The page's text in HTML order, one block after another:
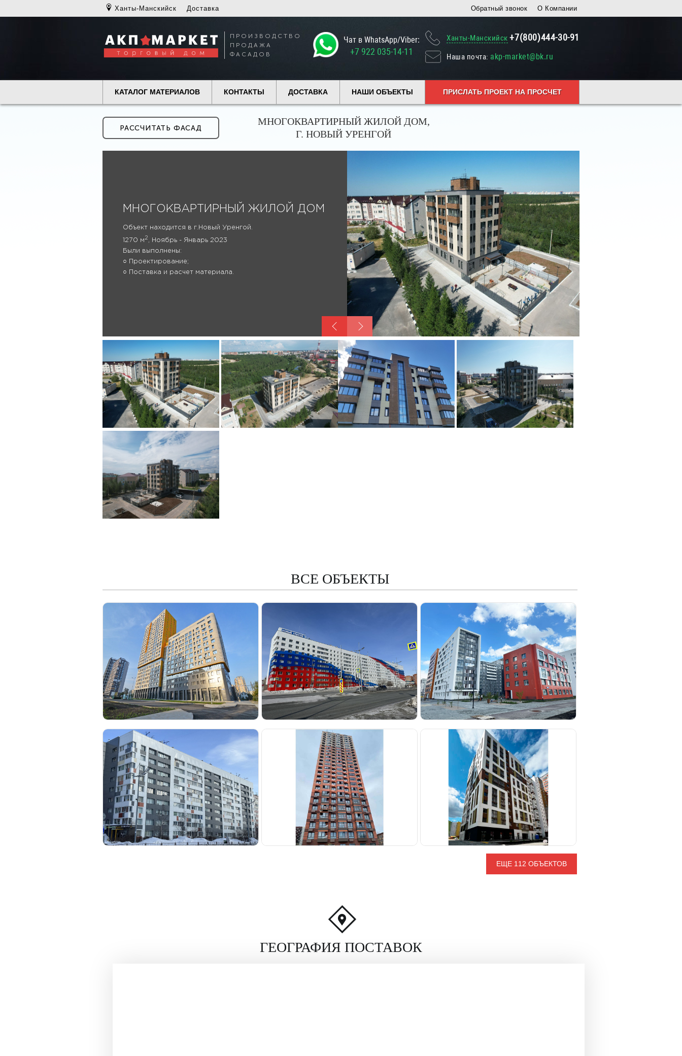
Ханты-Манскийск Доставка Обратный звонок О Компании
ПРОИЗВОДСТВО
ПРОДАЖА
ФАСАДОВ
Ханты-Манскийск +7(800)444-30-91
Наша почта: akp-market@bk.ru
Чат в WhatsApp/Viber:
+7 922 035-14-11
КАТАЛОГ МАТЕРИАЛОВ КОНТАКТЫ ДОСТАВКА НАШИ ОБЪЕКТЫ ПРИСЛАТЬ ПРОЕКТ НА ПРОСЧЕТ
МНОГОКВАРТИРНЫЙ ЖИЛОЙ ДОМ,
Г. НОВЫЙ УРЕНГОЙ
РАССЧИТАТЬ ФАСАД
МНОГОКВАРТИРНЫЙ ЖИЛОЙ ДОМ
Объект находится в г.Новый Уренгой.
1270 м 2 , Ноябрь - Январь 2023
Были выполнены:
○ Проектирование;
○ Поставка и расчет материала.
ВСЕ ОБЪЕКТЫ
ЕЩЕ 112 ОБЪЕКТОВ
ГЕОГРАФИЯ ПОСТАВОК